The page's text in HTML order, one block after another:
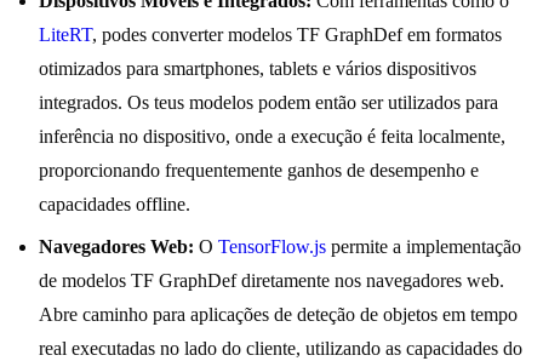
LiteRT, podes converter modelos TF GraphDef em formatos
otimizados para smartphones, tablets e vários dispositivos
integrados. Os teus modelos podem então ser utilizados para
inferência no dispositivo, onde a execução é feita localmente,
proporcionando frequentemente ganhos de desempenho e
capacidades offline.
Navegadores Web: O TensorFlow.js permite a implementação
de modelos TF GraphDef diretamente nos navegadores web.
Abre caminho para aplicações de deteção de objetos em tempo
real executadas no lado do cliente, utilizando as capacidades do